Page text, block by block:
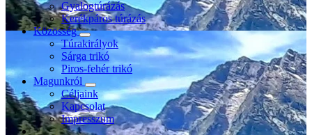
Gyalogtúrázás
Kerékpáros túrázás
Közösség
Túrakirályok
Sárga trikó
Piros-fehér trikó
Magunkról
Céljaink
Kapcsolat
Impresszum